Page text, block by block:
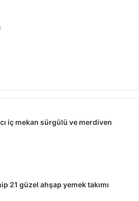
iç mekan sürgülü ve merdiven
21 güzel ahşap yemek takımı